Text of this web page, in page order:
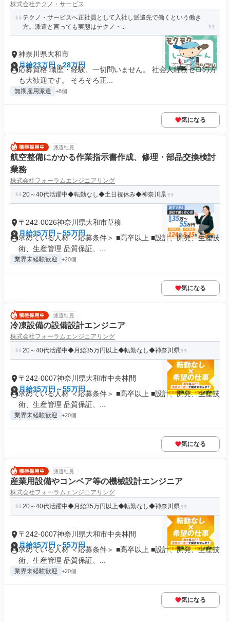
株式会社テクノ・サービス
テクノ・サービスへ正社員として入社し派遣先で働くという働き
方。派遣と言っても実態はテクノ・...
神奈川県大和市
月給23万円～28万円
応募資格 職歴・経験、一切問いません。 社会人経験ゼロの方
も大歓迎です。 そろそろ正...
無期雇用派遣 +8個
気になる
派遣社員
航空整備にかかる作業指示書作成、修理・部品交換検討
業務
株式会社フォーラムエンジニアリング
20～40代活躍中◆転勤なし◆土日祝休み◆神奈川県
〒242-0026神奈川県大和市草柳
月給35万円～55万円
求めている人材 ＜応募条件＞ ■高卒以上 ■設計、開発、生産技
術、生産管理 品質保証、...
業界未経験歓迎 +20個
気になる
派遣社員
冷凍設備の設備設計エンジニア
株式会社フォーラムエンジニアリング
20～40代活躍中◆月給35万円以上◆転勤なし◆神奈川県
〒242-0007神奈川県大和市中央林間
月給35万円～55万円
求めている人材 ＜応募条件＞ ■高卒以上 ■設計、開発、生産技
術、生産管理 品質保証、...
業界未経験歓迎 +20個
気になる
派遣社員
産業用設備やコンベア等の機械設計エンジニア
株式会社フォーラムエンジニアリング
20～40代活躍中◆月給35万円以上◆転勤なし◆神奈川県
〒242-0007神奈川県大和市中央林間
月給35万円～55万円
求めている人材 ＜応募条件＞ ■高卒以上 ■設計、開発、生産技
術、生産管理 品質保証、...
業界未経験歓迎 +20個
気になる